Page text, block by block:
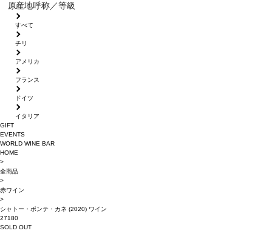
原産地呼称／等級
すべて
チリ
アメリカ
フランス
ドイツ
イタリア
GIFT
EVENTS
WORLD WINE BAR
HOME
>
全商品
>
赤ワイン
>
シャトー・ポンテ・カネ (2020) ワイン
27180
SOLD OUT